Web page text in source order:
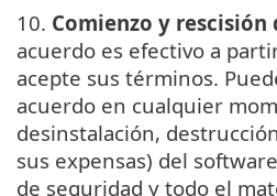
10. Comienzo y rescisión
acuerdo es efectivo a
acepte sus términos.
acuerdo en cualquier
desinstalación,
sus expensas) del
de seguridad y todo el